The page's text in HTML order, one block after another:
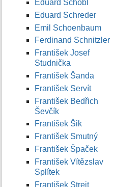
Eduard Schöbl
Eduard Schreder
Emil Schoenbaum
Ferdinand Schnitzler
František Josef
Studnička
František Šanda
František Servít
František Bedřich
Ševčík
František Šik
František Smutný
František Špaček
František Vítězslav
Splítek
František Streit